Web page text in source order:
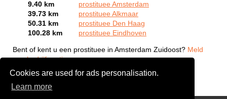
Cookies are used for ads personalisation.
Learn more
9.40 km
prostituee Amsterdam
39.73 km
prostituee Alkmaar
50.31 km
prostituee Den Haag
100.28 km
prostituee Eindhoven
Bent of kent u een prostituee in Amsterdam Zuidoost? Meld
een bedrijf gratis aan